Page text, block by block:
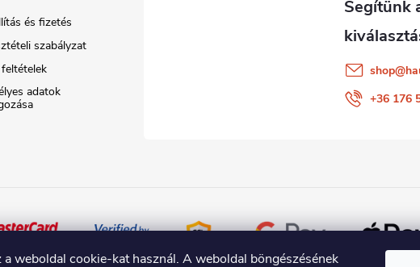
a weboldal cookie-kat használ. A weboldal böngészésének
és fizetés
szabályzat
adatok
shop@
+36 176